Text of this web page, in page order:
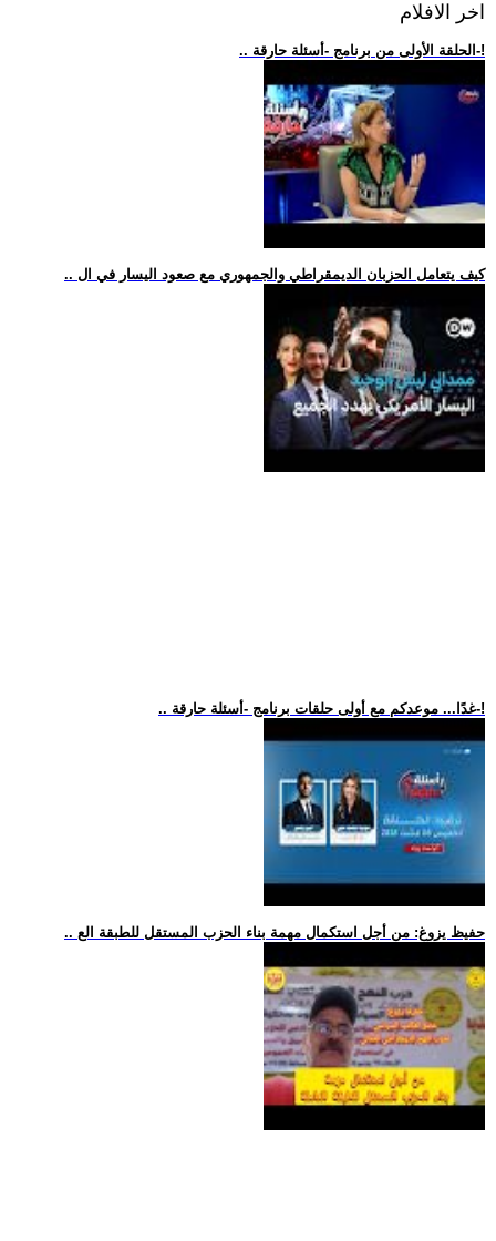
اخر الافلام
.. الحلقة الأولى من برنامج -أسئلة حارقة-!
.. كيف يتعامل الحزبان الديمقراطي والجمهوري مع صعود اليسار في ال
.. غدًا... موعدكم مع أولى حلقات برنامج -أسئلة حارقة-!
.. حفيظ يزوغ: من أجل استكمال مهمة بناء الحزب المستقل للطبقة الع